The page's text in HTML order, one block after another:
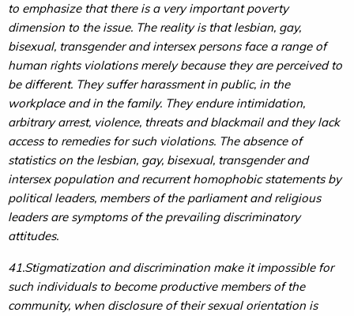
to emphasize that there is a very important poverty
dimension to the issue. The reality is that lesbian, gay,
bisexual, transgender and intersex persons face a range of
human rights violations merely because they are perceived to
be different. They suffer harassment in public, in the
workplace and in the family. They endure intimidation,
arbitrary arrest, violence, threats and blackmail and they lack
access to remedies for such violations. The absence of
statistics on the lesbian, gay, bisexual, transgender and
intersex population and recurrent homophobic statements by
political leaders, members of the parliament and religious
leaders are symptoms of the prevailing discriminatory
attitudes.
41.Stigmatization and discrimination make it impossible for
such individuals to become productive members of the
community, when disclosure of their sexual orientation is